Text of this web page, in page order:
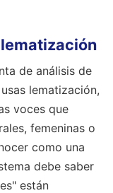
de análisis de
lematización,
voces que
femeninas o
como una
debe saber
están